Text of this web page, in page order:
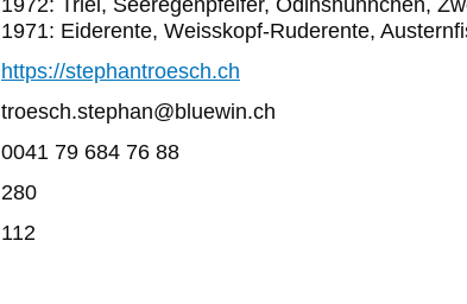
1971: Eiderente, Weisskopf-Ruderente,
https://stephantroesch.ch
troesch.stephan@bluewin.ch
0041 79 684 76 88
280
112